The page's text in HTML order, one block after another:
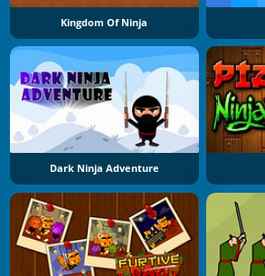
Kingdom Of Ninja
Dark Ninja Adventure